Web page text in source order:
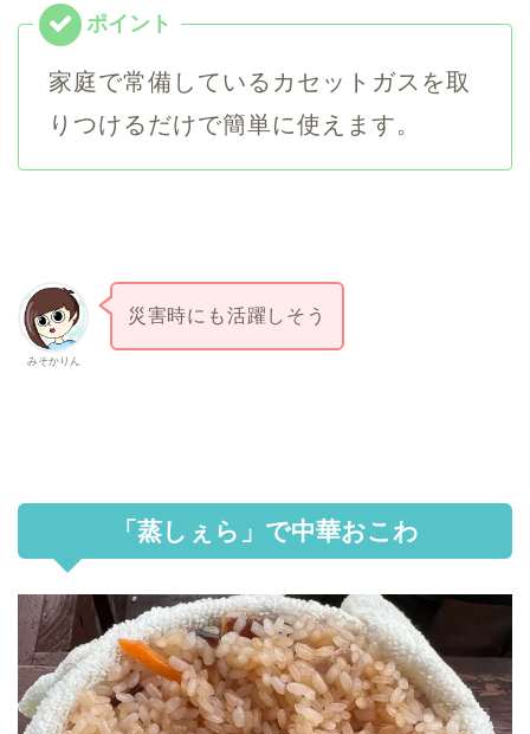
家庭で常備しているカセットガスを取
りつけるだけで簡単に使えます。
みそかりん
災害時にも活躍しそう
「蒸しぇら」で中華おこわ